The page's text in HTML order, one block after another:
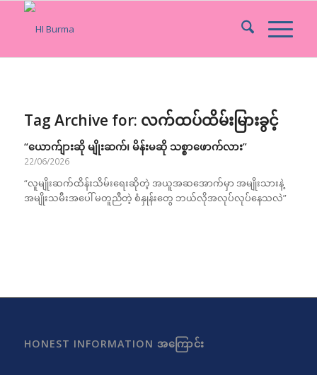
Tag Archive for: လက်ထပ်ထိမ်းမြားခွင့်
“ယောက်ျားဆို မျိုးဆက်၊ မိန်းမဆို သစ္စာဖောက်လား”
22/06/2026
“လူမျိုးဆက်ထိန်းသိမ်းရေးဆိုတဲ့ အယူအဆအောက်မှာ အမျိုးသားနဲ့
အမျိုးသမီးအပေါ် မတူညီတဲ့ စံနှုန်းတွေ ဘယ်လိုအလုပ်လုပ်နေသလဲ”
HONEST INFORMATION အကြောင်း